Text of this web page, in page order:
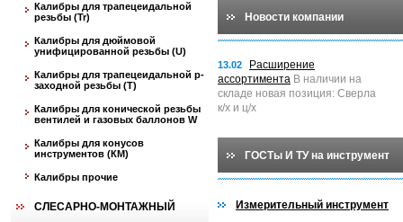
Калибры для трапецеидальной
резьбы (Tr)
Калибры для дюймовой
унифицированной резьбы (U)
Калибры для трапецеидальной p-
заходной резьбы (T)
Калибры для конической резьбы
вентилей и газовых баллонов W
Калибры для конусов
инструментов (КМ)
Калибры прочие
СЛЕСАРНО-МОНТАЖНЫЙ
Новости компании
13.02
Расширение
ассортимента В наличии на
складе новая позиция: Сверла
к/х и ц/х
ГОСТы И ТУ на инструмент
Измерительный инструмент